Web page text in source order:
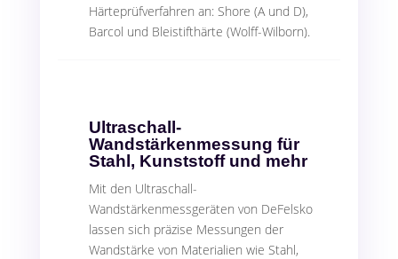
Härteprüfverfahren an: Shore (A und D),
Barcol und Bleistifthärte (Wolff-Wilborn).
Ultraschall-
Wandstärkenmessung für
Stahl, Kunststoff und mehr
Mit den Ultraschall-
Wandstärkenmessgeräten von DeFelsko
lassen sich präzise Messungen der
Wandstärke von Materialien wie Stahl,